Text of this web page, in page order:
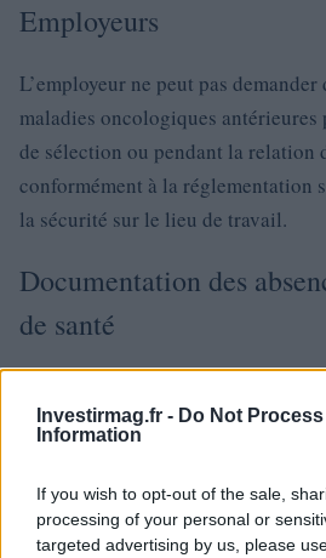
Investirmag.fr - Do Not
Information
If you wish to opt-out of the sale,
processing of your personal or
targeted advertising by us, please
Employeurs
L’employeur ne peut pas
maladies oncologiques antérieures
de sélection ou pendant la relation
conformément à la réglementation
la sécurité sur le lieu de travail.
Documentation des
de santé
y compris pour des traitements
santé reçues, sans préciser la
traitement.